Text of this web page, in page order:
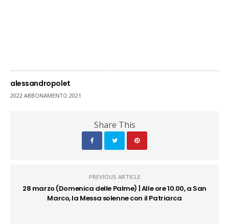
alessandropolet
2022 ABBONAMENTO 2021
Share This
PREVIOUS ARTICLE
28 marzo (Domenica delle Palme) | Alle ore 10.00, a San
Marco, la Messa solenne con il Patriarca